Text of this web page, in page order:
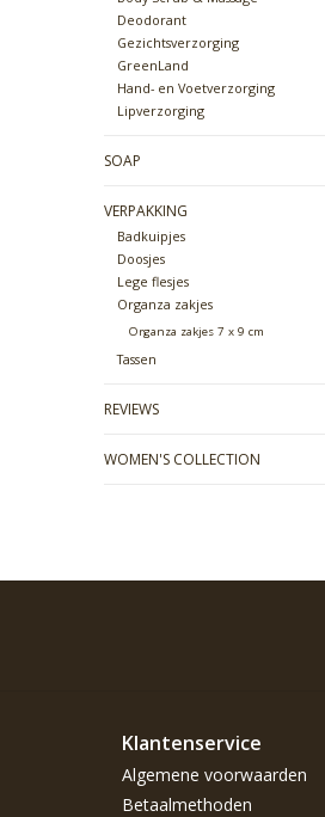
Deodorant
Gezichtsverzorging
GreenLand
Hand- en Voetverzorging
Lipverzorging
SOAP
VERPAKKING
Badkuipjes
Doosjes
Lege flesjes
Organza zakjes
Organza zakjes 7 x 9 cm
Tassen
REVIEWS
WOMEN'S COLLECTION
Klantenservice
Algemene voorwaarden
Betaalmethoden